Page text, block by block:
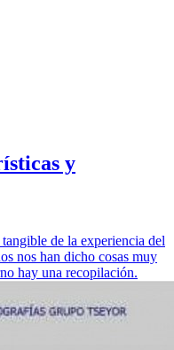
y
de la experiencia del
nos han dicho cosas muy
hay una recopilación.